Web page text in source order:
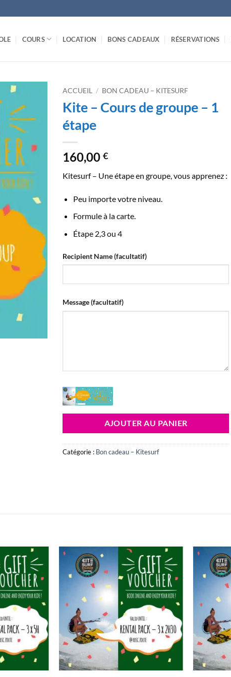
COURS LOCATION BONS CADEAUX RÉSERVATIONS
ACCUEIL / BON CADEAU – KITESURF
Kite – Cours de groupe – 1
étape
160,00 €
Kitesurf – Une étape en groupe, vous apprenez :
Peu importe votre niveau.
Formule à la carte.
Étape 2,3 ou 4
Recipient Name(facultatif)
Message(facultatif)
AJOUTER AU PANIER
Catégorie : Bon cadeau – Kitesurf